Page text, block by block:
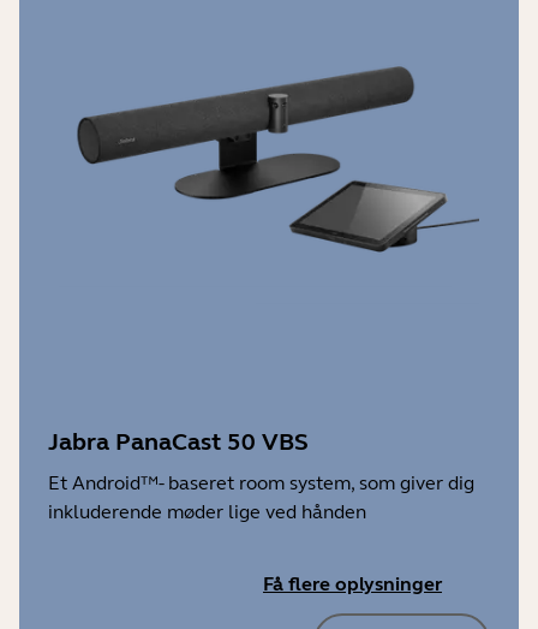
Jabra PanaCast 50 VBS
Et Android™- baseret room system, som giver dig
inkluderende møder lige ved hånden
Få flere oplysninger